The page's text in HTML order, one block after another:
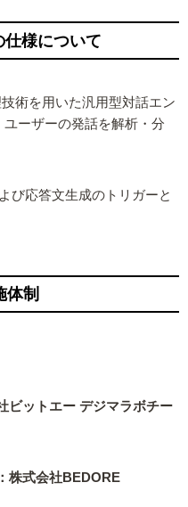
仕様について
術を用いた汎用型対話エン
ーザーの発話を解析・分
び応答文生成のトリガーと
体制
ビットエー デジマラボチー
株式会社BEDORE